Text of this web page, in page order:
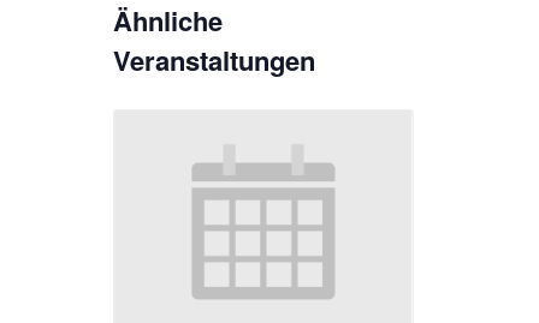
Ähnliche
Veranstaltungen